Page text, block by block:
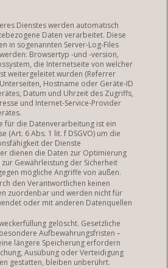
Dienstes werden automatisch
Daten verarbeitet. Diese
in sogenannten Server-Log-Files
Browsertyp -und -version,
die Internetseite von welcher
weitergeleitet wurden (Referrer
Hostname oder Geräte-ID
Datum und Uhrzeit des Zugriffs,
und Internet-Service-Provider
für die Datenverarbeitung ist ein
(Art. 6 Abs. 1 lit. f DSGVO) um die
der Dienste
dienen die Daten zur Optimierung
Gewährleistung der Sicherheit
mögliche Angriffe von außen.
den Verantwortlichen keinen
zuordenbar und werden nicht für
oder mit anderen Datenquellen
gelöscht. Gesetzliche
Aufbewahrungsfristen –
längere Speicherung erfordern
Ausübung oder Verteidigung
gestatten, bleiben unberührt.